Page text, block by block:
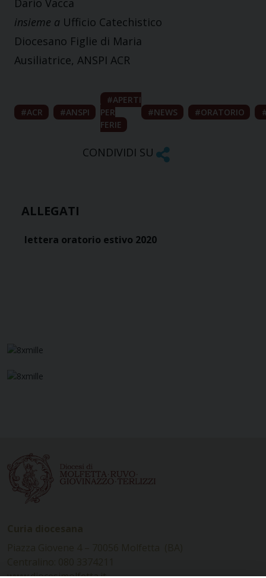
Dario Vacca
insieme a Ufficio Catechistico
Diocesano Figlie di Maria
Ausiliatrice, ANSPI ACR
ACR ANSPI
APERTI
PER
FERIE
NEWS ORATORIO
CONDIVIDI SU
ALLEGATI
lettera oratorio estivo 2020